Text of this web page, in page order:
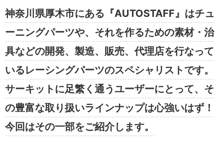
神奈川県厚木市にある『AUTOSTAFF』はチュ
ーニングパーツや、それを作るための素材・治
具などの開発、製造、販売、代理店を行なって
いるレーシングパーツのスペシャリストです。
サーキットに足繁く通うユーザーにとって、そ
の豊富な取り扱いラインナップは心強いはず！
今回はその一部をご紹介します。